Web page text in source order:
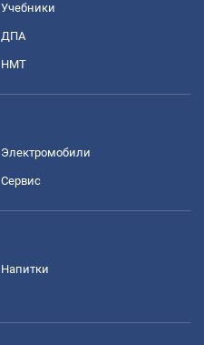
Учебники
ДПА
НМТ
Электромобили
Сервис
Напитки